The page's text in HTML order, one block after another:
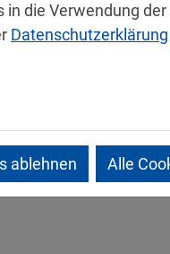
die Verwendung der
Datenschutzerklärung
ablehnen Alle